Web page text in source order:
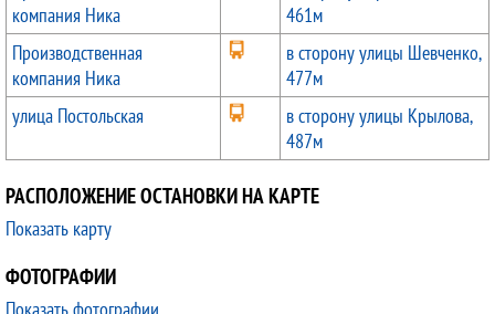
компания Ника
461м
Производственная
компания Ника
в сторону улицы Шевченко,
477м
улица Постольская
в сторону улицы Крылова,
487м
РАСПОЛОЖЕНИЕ ОСТАНОВКИ НА КАРТЕ
Показать карту
ФОТОГРАФИИ